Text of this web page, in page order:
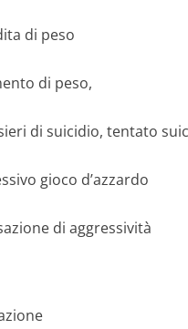
di peso
di peso,
di suicidio, tentato
gioco d’azzardo
di aggressività